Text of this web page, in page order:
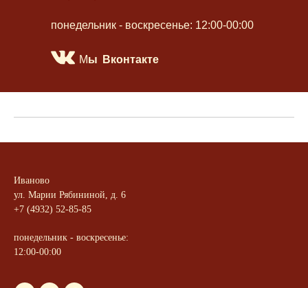
понедельник - воскресенье: 12:00-00:00
Мы Вконтакте
Иваново
ул. Марии Рябининой, д. 6
+7 (4932) 52-85-85
понедельник - воскресенье:
12:00-00:00